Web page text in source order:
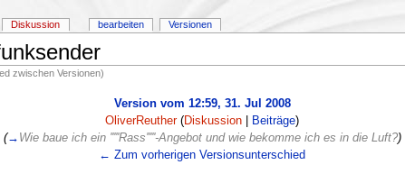
zwischen Versionen)
Version vom 12:59, 31. Jul 2008
OliverReuther(Diskussion Beiträge)
(→ Wie baue ich ein '''''Rass'''''-Angebot und wie bekomme ich es in die Luft?)
← Zum vorherigen Versionsunterschied
Diskussion bearbeiten Versionen